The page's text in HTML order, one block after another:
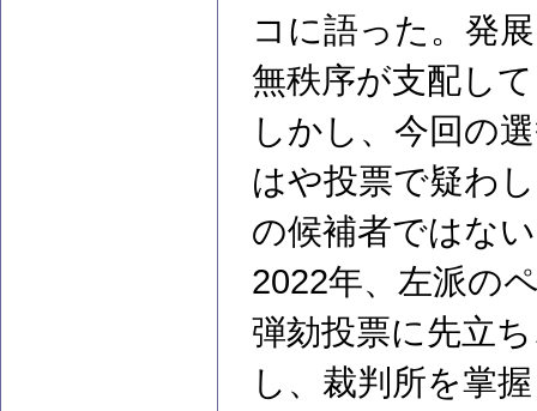
コに語った。発
無秩序が支配し
しかし、今回の
はや投票で疑わ
の候補者ではな
2022年、左派の
弾劾投票に先立
し、裁判所を掌